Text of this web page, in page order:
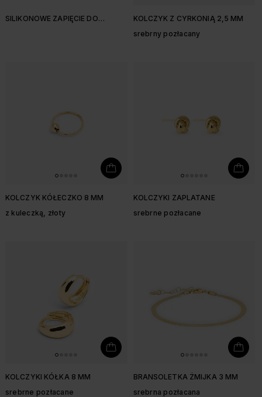
SILIKONOWE ZAPIĘCIE DO
KOLCZYK Z CYRKONIĄ 2,5 MM
srebrny pozłacany
KOLCZYK KÓŁECZKO 8 MM
z kuleczką, złoty
KOLCZYKI ZAPLATANE
srebrne pozłacane
KOLCZYKI KÓŁKA 8 MM
srebrne pozłacane
BRANSOLETKA ŻMIJKA 3 MM
srebrna pozłacana